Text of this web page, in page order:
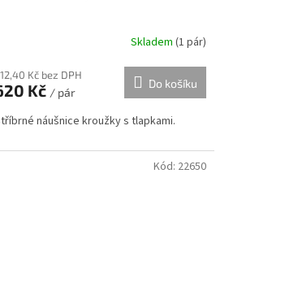
Skladem (1 pár)
Kč bez DPH
Kč / pár
Do košíku
náušnice kroužky s tlapkami.
Kód: 22650